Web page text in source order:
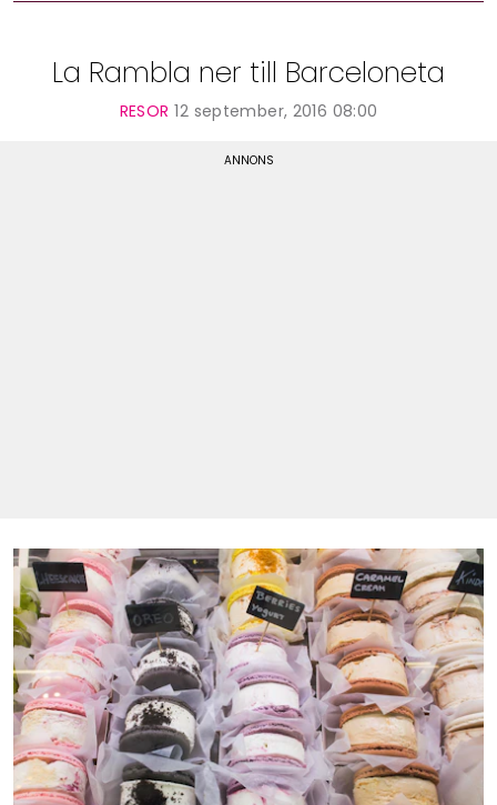
La Rambla ner till Barceloneta
RESOR 12 september, 2016 08:00